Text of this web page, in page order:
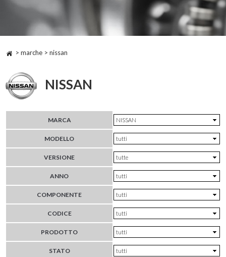
> marche > nissan
NISSAN
MARCA
MODELLO
VERSIONE
ANNO
COMPONENTE
CODICE
PRODOTTO
STATO